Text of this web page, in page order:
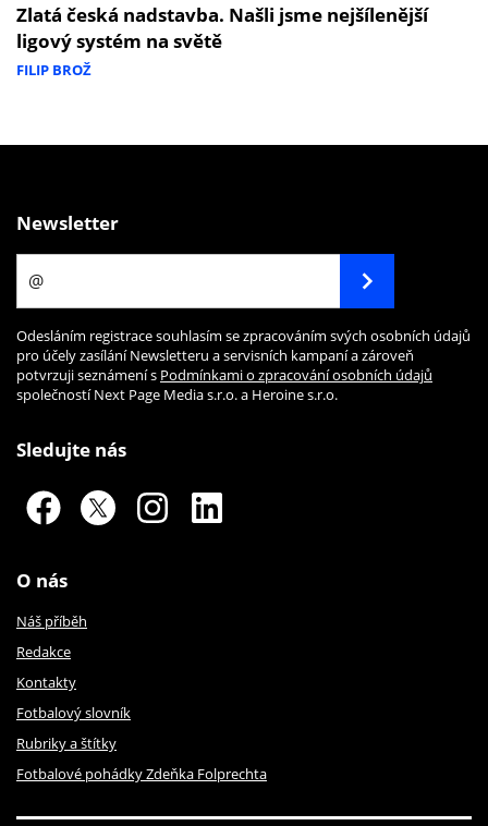
Zlatá česká nadstavba. Našli jsme nejšílenější
ligový systém na světě
FILIP BROŽ
Newsletter
Odesláním registrace souhlasím se zpracováním svých osobních údajů
pro účely zasílání Newsletteru a servisních kampaní a zároveň
potvrzuji seznámení s Podmínkami o zpracování osobních údajů
společností Next Page Media s.r.o. a Heroine s.r.o.
Sledujte nás
O nás
Náš příběh
Redakce
Kontakty
Fotbalový slovník
Rubriky a štítky
Fotbalové pohádky Zdeňka Folprechta